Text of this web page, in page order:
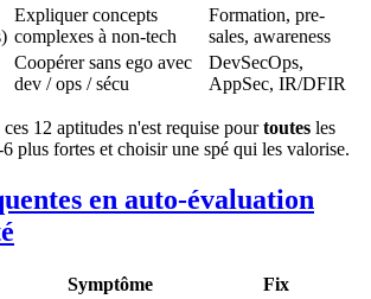
Expliquer concepts
complexes à non-tech
Formation, pre-
sales, awareness
Coopérer sans ego avec
dev / ops / sécu
DevSecOps,
AppSec, IR/DFIR
12 aptitudes n'est requise pourtoutes les
plus fortes et choisir une spé qui les valorise.
en auto-évaluation
Symptôme
Fix